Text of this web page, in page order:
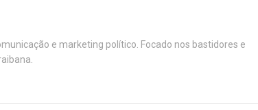
e marketing político. Focado nos bastidores e